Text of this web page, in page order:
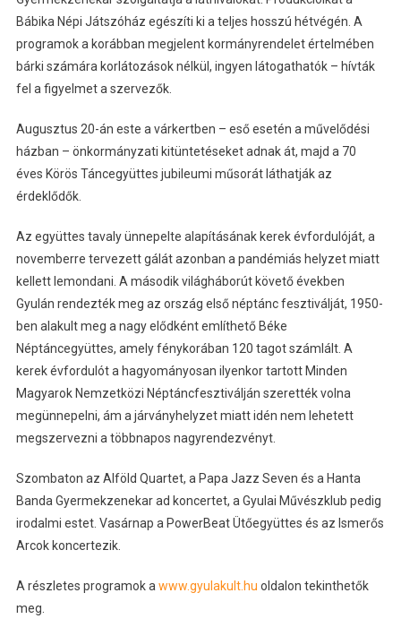
Bábika Népi Játszóház egészíti ki a teljes hosszú hétvégén. A
programok a korábban megjelent kormányrendelet értelmében
bárki számára korlátozások nélkül, ingyen látogathatók – hívták
fel a figyelmet a szervezők.
Augusztus 20-án este a várkertben – eső esetén a művelődési
házban – önkormányzati kitüntetéseket adnak át, majd a 70
éves Körös Táncegyüttes jubileumi műsorát láthatják az
érdeklődők.
Az együttes tavaly ünnepelte alapításának kerek évfordulóját, a
novemberre tervezett gálát azonban a pandémiás helyzet miatt
kellett lemondani. A második világháborút követő években
Gyulán rendezték meg az ország első néptánc fesztiválját, 1950-
ben alakult meg a nagy elődként említhető Béke
Néptáncegyüttes, amely fénykorában 120 tagot számlált. A
kerek évfordulót a hagyományosan ilyenkor tartott Minden
Magyarok Nemzetközi Néptáncfesztiválján szerették volna
megünnepelni, ám a járványhelyzet miatt idén nem lehetett
megszervezni a többnapos nagyrendezvényt.
Szombaton az Alföld Quartet, a Papa Jazz Seven és a Hanta
Banda Gyermekzenekar ad koncertet, a Gyulai Művészklub pedig
irodalmi estet. Vasárnap a PowerBeat Ütőegyüttes és az Ismerős
Arcok koncertezik.
A részletes programok a www.gyulakult.hu oldalon tekinthetők
meg.